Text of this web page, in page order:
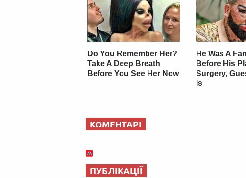
Do You Remember Her?
Take A Deep Breath
Before You See Her Now
He Was A
Before His
Surgery,
Is
КОМЕНТАРІ
ПУБЛІКАЦІЇ